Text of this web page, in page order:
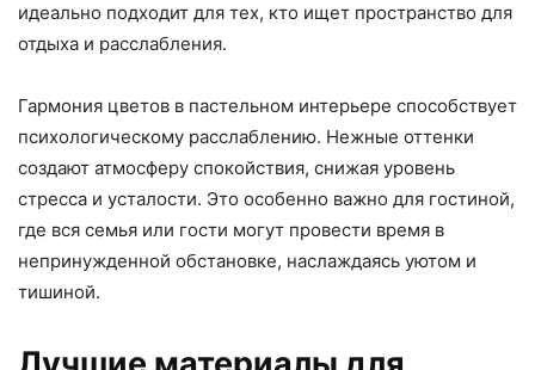
идеально подходит для тех, кто ищет пространство для
отдыха и расслабления.
Гармония цветов в пастельном интерьере способствует
психологическому расслаблению. Нежные оттенки
создают атмосферу спокойствия, снижая уровень
стресса и усталости. Это особенно важно для гостиной,
где вся семья или гости могут провести время в
непринужденной обстановке, наслаждаясь уютом и
тишиной.